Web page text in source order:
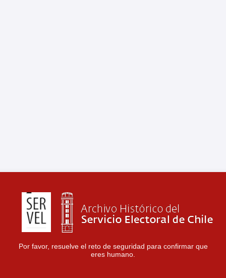
Por favor, resuelve el reto de seguridad para confirmar que
eres humano.